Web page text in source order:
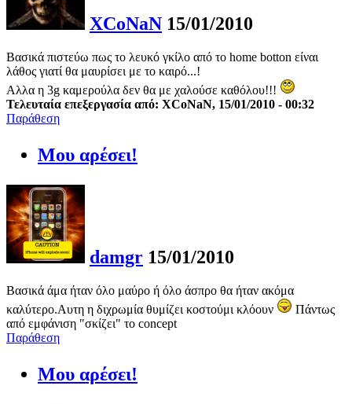
XCoNaN 15/01/2010
Βασικά πιστεύω πως το λευκό γκίλο από το home botton είναι
λάθος γιατί θα μαυρίσει με το καιρό...!
Aλλα η 3g καμερούλα δεν θα με χαλούσε καθόλου!!!
Τελευταία επεξεργασία από: XCoNaN, 15/01/2010 - 00:32
Παράθεση
Μου αρέσει!
damgr 15/01/2010
Βασικά άμα ήταν όλο μαύρο ή όλο άσπρο θα ήταν ακόμα
καλύτερο.Αυτη η διχρωμία θυμίζει κοστούμι κλόουν
Πάντως
από εμφάνιση "σκίζει" το concept
Παράθεση
Μου αρέσει!